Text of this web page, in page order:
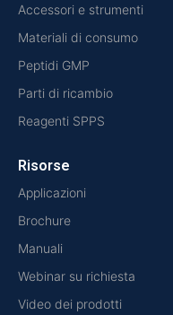
Accessori e strumenti
Materiali di consumo
Peptidi GMP
Parti di ricambio
Reagenti SPPS
Risorse
Applicazioni
Brochure
Manuali
Webinar su richiesta
Video dei prodotti